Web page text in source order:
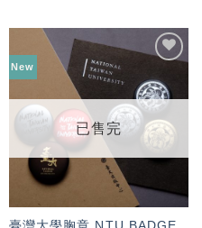
New
「願
望輕
單」
已售完